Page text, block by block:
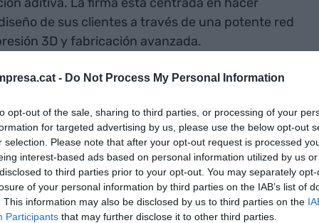
- Do Not Process My Personal Information
opt-out of the sale, sharing to third parties, or processing of your
for targeted advertising by us, please use the below opt-out
selection. Please note that after your opt-out request is processed
interest-based ads based on personal information utilized by us
to third parties prior to your opt-out. You may separately
of your personal information by third parties on the IAB’s list of
This information may also be disclosed by us to third parties on the
Participants that may further disclose it to other third parties.
aditiva. La firma está centrada en hacer
de sus clientes a través de una potente red
3D y fabricación avanzada.
la fabricación aditiva y las impresoras
un servicio de escaneo 3D, ingeniería inversa
de piezas en 3D. Gracias a su red de socios y
a una amplia gamma de tecnologías de
entre otros. Esto los permite ofrecer a sus
de producción de piezas bajo demanda 'end-